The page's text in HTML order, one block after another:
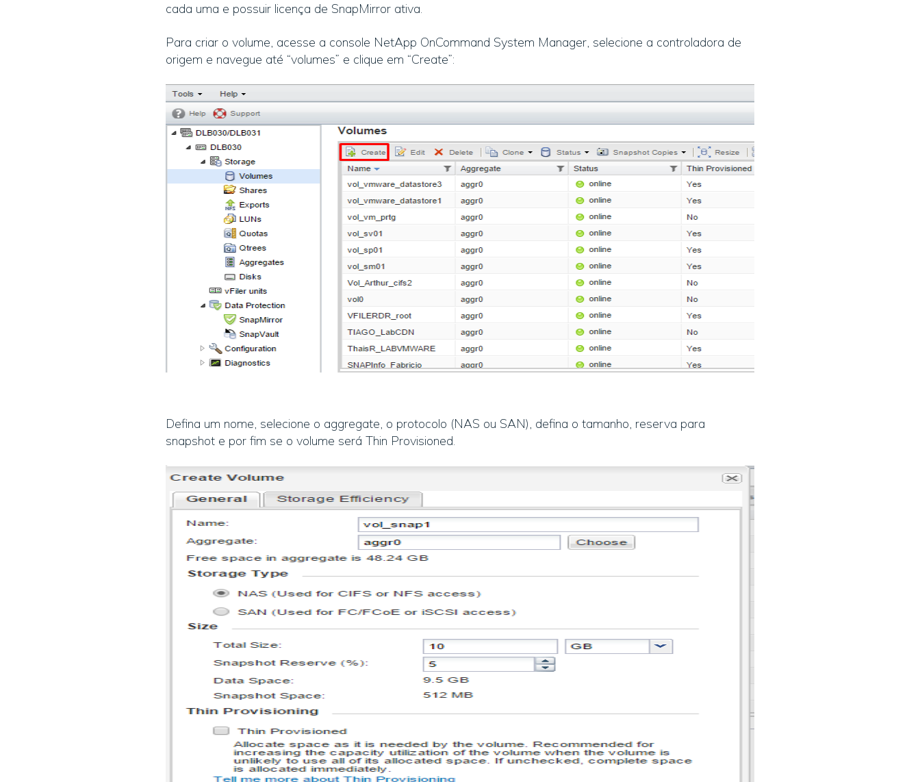
cada uma e possuir licença de SnapMirror ativa.
Para criar o volume, acesse a console NetApp OnCommand System Manager, selecione a controladora de
origem e navegue até “volumes” e clique em “Create”:
Defina um nome, selecione o aggregate, o protocolo (NAS ou SAN), defina o tamanho, reserva para
snapshot e por fim se o volume será Thin Provisioned.